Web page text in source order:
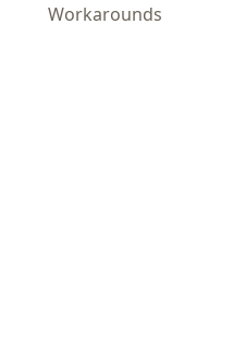
Workarounds